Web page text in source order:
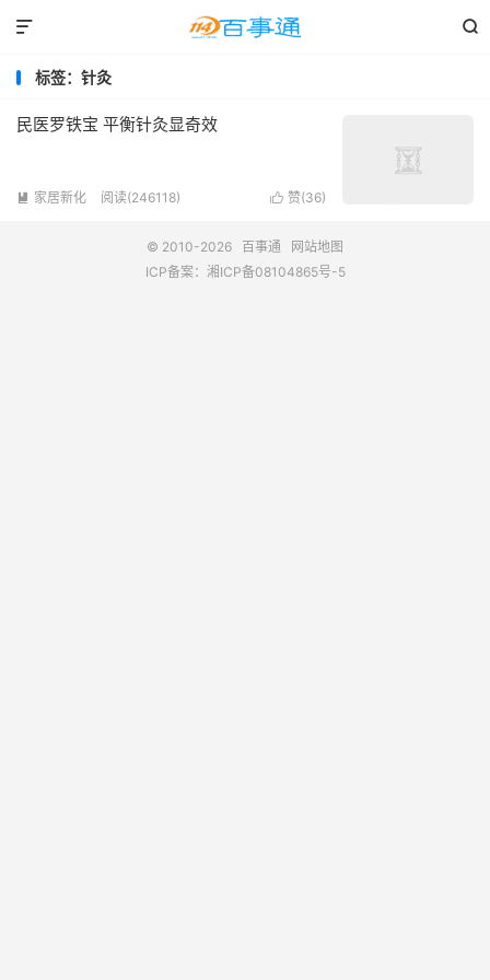


标签：针灸
民医罗铁宝 平衡针灸显奇效
 赞(36)
 家居新化 阅读(246118)
© 2010-2026 百事通
网站地图
ICP备案： 湘ICP备08104865号-5